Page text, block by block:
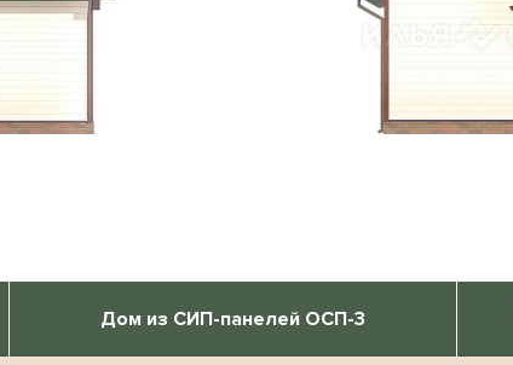
Дом из СИП-панелей ОСП-3